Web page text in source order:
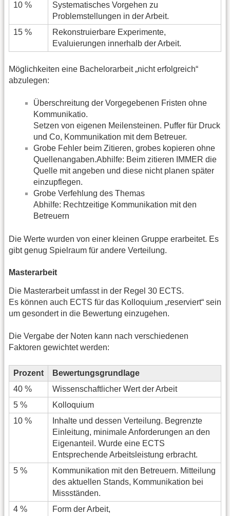
10 %
Systematisches Vorgehen zu
Problemstellungen in der Arbeit.
15 %
Rekonstruierbare Experimente,
Evaluierungen innerhalb der Arbeit.
Möglichkeiten eine Bachelorarbeit „nicht erfolgreich“
abzulegen:
Überschreitung der Vorgegebenen Fristen ohne
Kommunikatio.
Setzen von eigenen Meilensteinen. Puffer für Druck
und Co, Kommunikation mit dem Betreuer.
Grobe Fehler beim Zitieren, grobes kopieren ohne
Quellenangaben.Abhilfe: Beim zitieren IMMER die
Quelle mit angeben und diese nicht planen später
einzupflegen.
Grobe Verfehlung des Themas
Abhilfe: Rechtzeitige Kommunikation mit den
Betreuern
Die Werte wurden von einer kleinen Gruppe erarbeitet. Es
gibt genug Spielraum für andere Verteilung.
Masterarbeit
Die Masterarbeit umfasst in der Regel 30 ECTS.
Es können auch ECTS für das Kolloquium „reserviert“ sein
um gesondert in die Bewertung einzugehen.
Die Vergabe der Noten kann nach verschiedenen
Faktoren gewichtet werden:
Prozent
Bewertungsgrundlage
40 %
Wissenschaftlicher Wert der Arbeit
5 %
Kolloquium
10 %
Inhalte und dessen Verteilung. Begrenzte
Einleitung, minimale Anforderungen an den
Eigenanteil. Wurde eine ECTS
Entsprechende Arbeitsleistung erbracht.
5 %
Kommunikation mit den Betreuern. Mitteilung
des aktuellen Stands, Kommunikation bei
Missständen.
4 %
Form der Arbeit,